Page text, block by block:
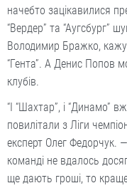
начебто зацікавилися
“Вердер” та “Аугсбург”
Володимир Бражко,
“Гента”. А Денис Попов
клубів.
“І “Шахтар”, і “Динамо”
повилітали з Ліги
експерт Олег Федорчук.
команді не вдалось
ще дають гроші, то